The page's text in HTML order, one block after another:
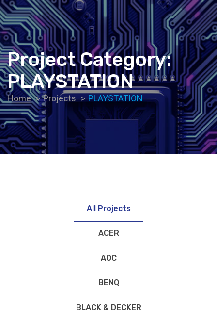
Project Category:
PLAYSTATION
Home Projects PLAYSTATION
All Projects
ACER
AOC
BENQ
BLACK & DECKER